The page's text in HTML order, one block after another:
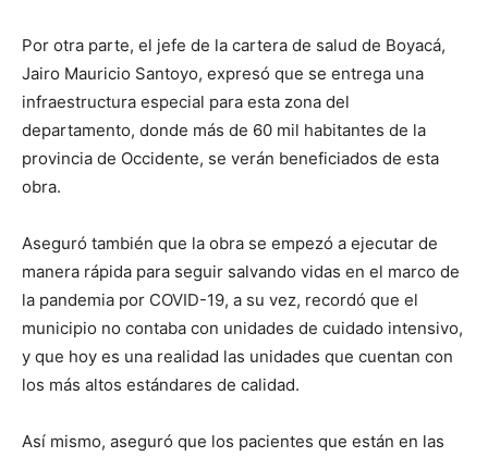
Por otra parte, el jefe de la cartera de salud de Boyacá,
Jairo Mauricio Santoyo, expresó que se entrega una
infraestructura especial para esta zona del
departamento, donde más de 60 mil habitantes de la
provincia de Occidente, se verán beneficiados de esta
obra.
Aseguró también que la obra se empezó a ejecutar de
manera rápida para seguir salvando vidas en el marco de
la pandemia por COVID-19, a su vez, recordó que el
municipio no contaba con unidades de cuidado intensivo,
y que hoy es una realidad las unidades que cuentan con
los más altos estándares de calidad.
Así mismo, aseguró que los pacientes que están en las